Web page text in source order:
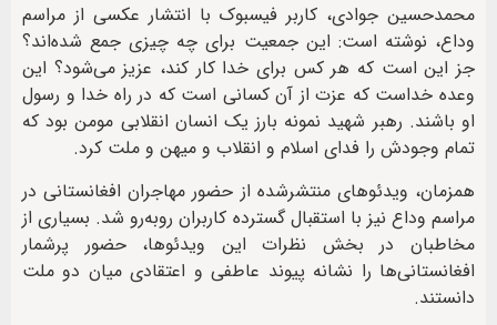
محمدحسین جوادی، کاربر فیسبوک با انتشار عکسی از مراسم
وداع، نوشته است: این جمعیت برای چه چیزی جمع شده‌اند؟
جز این است که هر کس برای خدا کار کند، عزیز می‌شود؟ این
وعده خداست که عزت از آن کسانی است که در راه خدا و رسول
او باشند. رهبر شهید نمونه بارز یک انسان انقلابی مومن بود که
تمام وجودش را فدای اسلام و انقلاب و میهن و ملت کرد.
همزمان، ویدئوهای منتشرشده از حضور مهاجران افغانستانی در
مراسم وداع نیز با استقبال گسترده کاربران روبه‌رو شد. بسیاری از
مخاطبان در بخش نظرات این ویدئوها، حضور پرشمار
افغانستانی‌ها را نشانه پیوند عاطفی و اعتقادی میان دو ملت
دانستند.